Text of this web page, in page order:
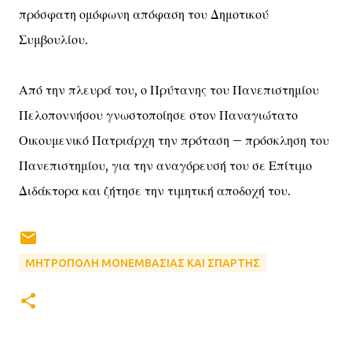
πρόσφατη ομόφωνη απόφαση του Δημοτικού
Συμβουλίου.
Από την πλευρά του, ο Πρύτανης του Πανεπιστημίου
Πελοποννήσου γνωστοποίησε στον Παναγιώτατο
Οικουμενικό Πατριάρχη την πρόταση – πρόσκληση του
Πανεπιστημίου, για την αναγόρευσή του σε Επίτιμο
Διδάκτορα και ζήτησε την τιμητική αποδοχή του.
ΜΗΤΡΟΠΟΛΗ ΜΟΝΕΜΒΑΣΙΑΣ ΚΑΙ ΣΠΑΡΤΗΣ